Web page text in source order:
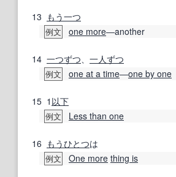
13 もう一つ
例文 one more―another
14 一つずつ 一人ずつ
例文 one at a time―one by one
15 1 以下
例文 Less than one
16 もうひとつは
例文 One more thing is